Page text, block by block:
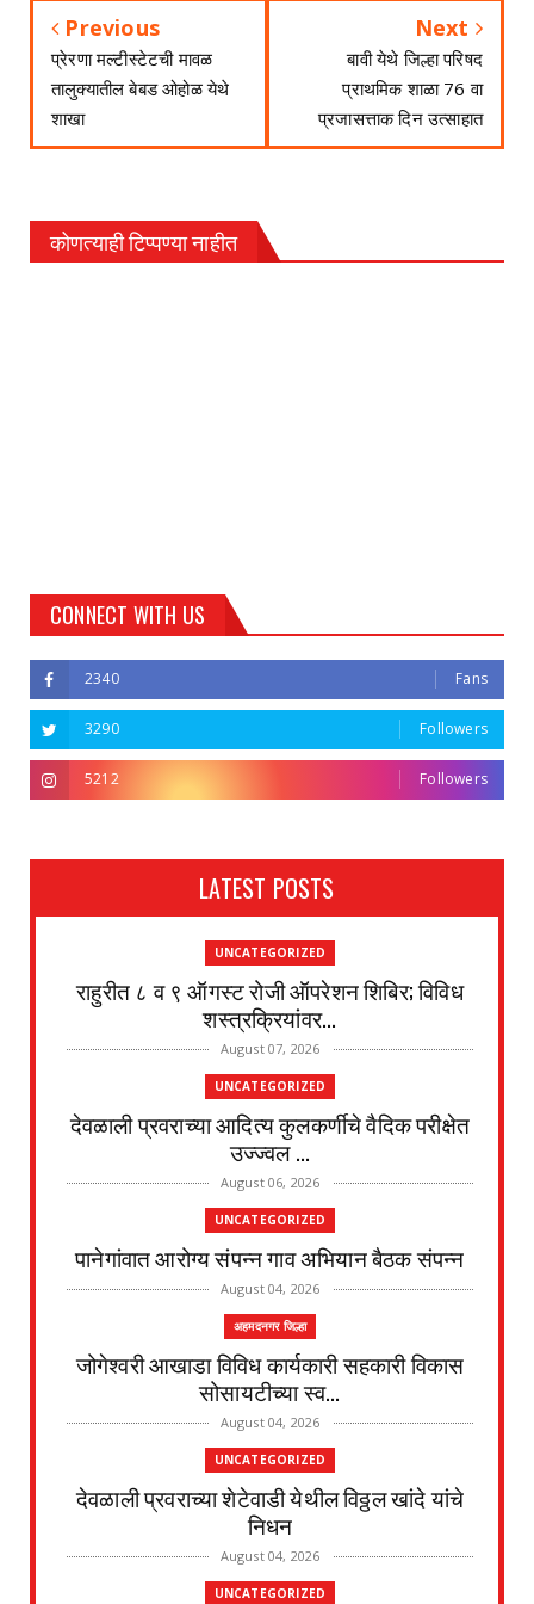
Previous
प्रेरणा मल्टीस्टेटची मावळ
तालुक्यातील बेबड ओहोळ येथे
शाखा
Next
बावी येथे जिल्हा परिषद
प्राथमिक शाळा 76 वा
प्रजासत्ताक दिन उत्साहात
कोणत्याही टिप्पण्‍या नाहीत
CONNECT WITH US
2340 Fans
3290 Followers
5212 Followers
LATEST POSTS
UNCATEGORIZED
राहुरीत ८ व ९ ऑगस्ट रोजी ऑपरेशन शिबिर; विविध
शस्त्रक्रियांवर...
August 07, 2026
UNCATEGORIZED
देवळाली प्रवराच्या आदित्य कुलकर्णीचे वैदिक परीक्षेत
उज्ज्वल ...
August 06, 2026
UNCATEGORIZED
पानेगांवात आरोग्य संपन्न गाव अभियान बैठक संपन्न
August 04, 2026
अहमदनगर जिल्हा
जोगेश्वरी आखाडा विविध कार्यकारी सहकारी विकास
सोसायटीच्या स्व...
August 04, 2026
UNCATEGORIZED
देवळाली प्रवराच्या शेटेवाडी येथील विठ्ठल खांदे यांचे
निधन
August 04, 2026
UNCATEGORIZED